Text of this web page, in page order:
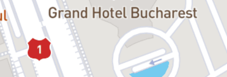
Victoria Dicu
Costică:
Silviu Biriş